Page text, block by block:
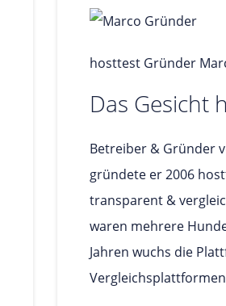
hosttest Gründer
Das Gesicht
Betreiber & Gründer
gründete er 2006
transparent &
waren mehrere
Jahren wuchs die